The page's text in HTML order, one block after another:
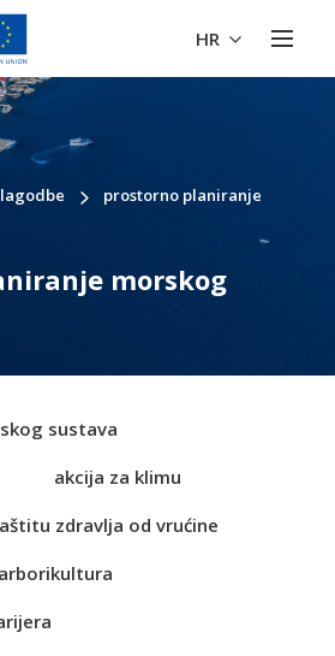
HR
prostorno planiranje
morskog
sustava
akcija za klimu
zdravlja od vrućine
arborikultura